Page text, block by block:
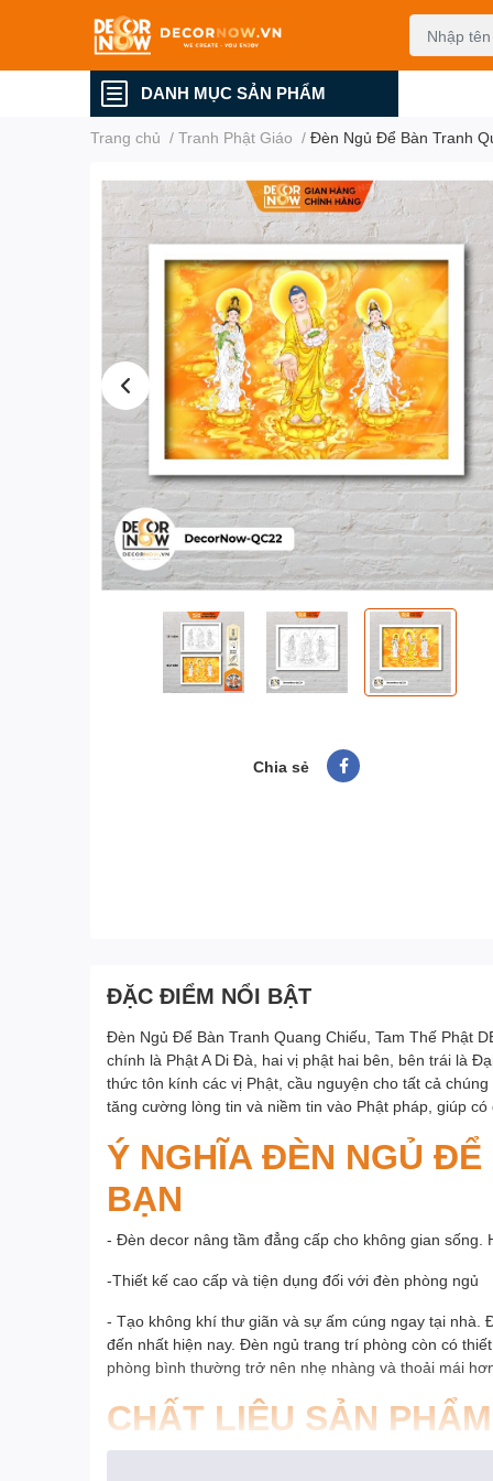
DANH MỤC SẢN PHẨM
Trang chủ / Tranh Phật Giáo / Đèn Ngủ Để Bàn Tranh
Chia sẻ
ĐẶC ĐIỂM NỔI BẬT
Đèn Ngủ Để Bàn Tranh Quang Chiếu, Tam Thế Phật
chính là Phật A Di Đà, hai vị phật hai bên, bên trái là
thức tôn kính các vị Phật, cầu nguyện cho tất cả
tăng cường lòng tin và niềm tin vào Phật pháp, giúp
Ý NGHĨA ĐÈN NGỦ
BẠN
- Đèn decor nâng tầm đẳng cấp cho không gian
-Thiết kế cao cấp và tiện dụng đối với đèn phòng ngủ
- Tạo không khí thư giãn và sự ấm cúng ngay tại
đến nhất hiện nay. Đèn ngủ trang trí phòng còn có
phòng bình thường trở nên nhẹ nhàng và thoải mái
CHẤT LIỆU SẢN PHẨM